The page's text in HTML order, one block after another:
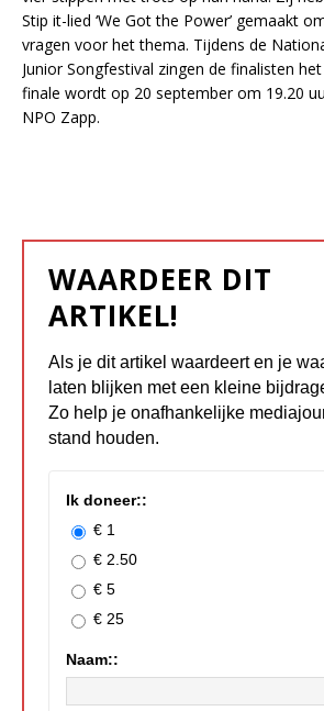
Stip it-lied ‘We Got the Power’ gemaakt
vragen voor het thema. Tijdens de
Junior Songfestival zingen de finalisten
finale wordt op 20 september om 19.20
NPO Zapp.
WAARDEER DIT
ARTIKEL!
Als je dit artikel waardeert en je
laten blijken met een kleine
Zo help je onafhankelijke
stand houden.
Ik doneer::
€ 1
€ 2.50
€ 5
€ 25
Naam::